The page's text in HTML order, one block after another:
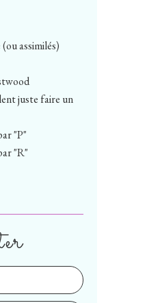
assimilés)
juste faire un
"P"
"R"